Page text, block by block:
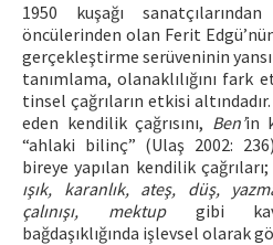
1950 kuşağı
öncülerinden olan Ferit
gerçekleştirme serüveninin
tanımlama, olanaklılığını fark
tinsel çağrıların etkisi
eden kendilik çağrısını, Ben’in
“ahlaki bilinç” (Ulaş 2002:
bireye yapılan kendilik çağrıları;
ışık, karanlık, ateş, düş,
çalınışı, mektupgibi
bağdaşıklığında işlevsel olarak